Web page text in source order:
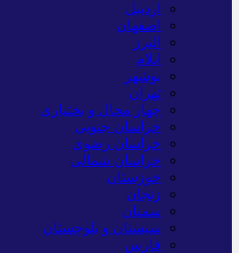
اردبیل
اصفهان
البرز
ایلام
بوشهر
تهران
چهار محال و بختیاری
خراسان جنوبی
خراسان رضوی
خراسان شمالی
خوزستان
زنجان
سمنان
سیستان و بلوچستان
فارس